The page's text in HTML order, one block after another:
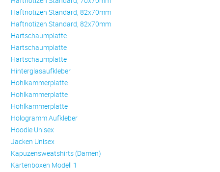
Haftnotizen Standard, 82x70mm
Haftnotizen Standard, 82x70mm
Hartschaumplatte
Hartschaumplatte
Hartschaumplatte
Hinterglasaufkleber
Hohlkammerplatte
Hohlkammerplatte
Hohlkammerplatte
Hologramm Aufkleber
Hoodie Unisex
Jacken Unisex
Kapuzensweatshirts (Damen)
Kartenboxen Modell 1